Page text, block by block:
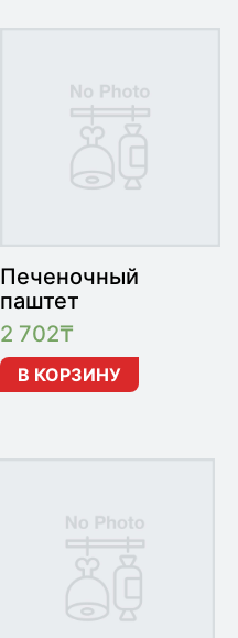
Печеночный
паштет
2 702₸
В КОРЗИНУ